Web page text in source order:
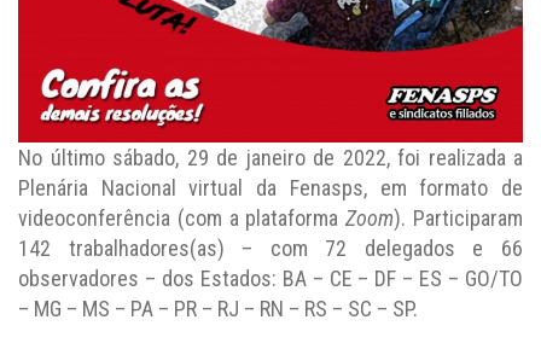
No último sábado, 29 de janeiro de 2022, foi realizada a
Plenária Nacional virtual da Fenasps, em formato de
videoconferência (com a plataformaZoom). Participaram
142 trabalhadores(as) – com 72 delegados e 66
observadores – dos Estados: BA – CE – DF – ES – GO/TO
– MG – MS – PA – PR – RJ – RN – RS – SC – SP.